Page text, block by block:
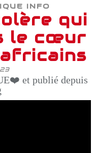
INFO
qui
le cœur
et publié depuis